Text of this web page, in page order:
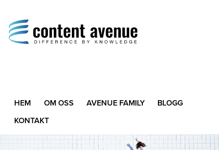
Difference by Knowledge
HEM OM OSS AVENUE FAMILY
BLOGG
KONTAKT